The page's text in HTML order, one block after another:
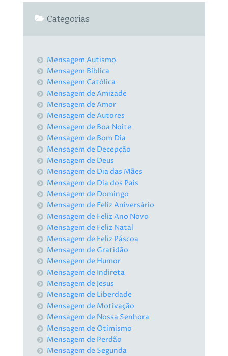
Categorias
Mensagem Autismo
Mensagem Bíblica
Mensagem Católica
Mensagem de Amizade
Mensagem de Amor
Mensagem de Autores
Mensagem de Boa Noite
Mensagem de Bom Dia
Mensagem de Decepção
Mensagem de Deus
Mensagem de Dia das Mães
Mensagem de Dia dos Pais
Mensagem de Domingo
Mensagem de Feliz Aniversário
Mensagem de Feliz Ano Novo
Mensagem de Feliz Natal
Mensagem de Feliz Páscoa
Mensagem de Gratidão
Mensagem de Humor
Mensagem de Indireta
Mensagem de Jesus
Mensagem de Liberdade
Mensagem de Motivação
Mensagem de Nossa Senhora
Mensagem de Otimismo
Mensagem de Perdão
Mensagem de Segunda